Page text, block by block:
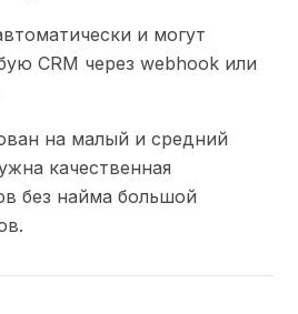
и могут
CRM через webhook или
на малый и средний
качественная
без найма большой